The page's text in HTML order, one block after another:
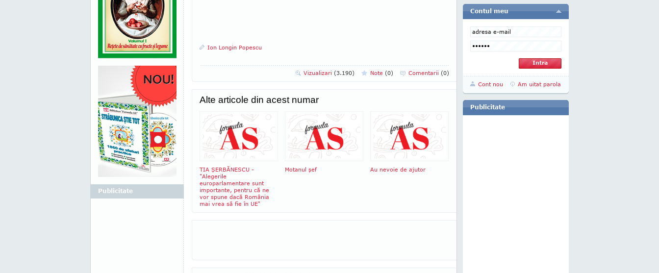
Ion Longin Popescu
Vizualizari (3.190) Note (0) Comentarii (0)
Alte articole din acest numar
TIA ŞERBĂNESCU -
"Alegerile
europarlamentare sunt
importante, pentru că ne
vor spune dacă România
mai vrea să fie în UE"
Motanul şef Au nevoie de ajutor
Publicitate
Contul meu
Cont nou Am uitat parola
Publicitate